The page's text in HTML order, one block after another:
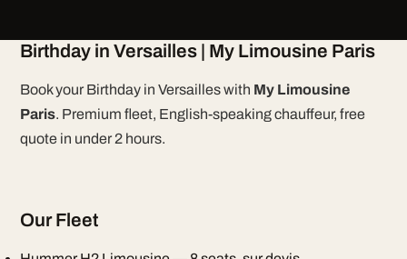
Birthday in Versailles | My Limousine Paris
Book your Birthday in Versailles with My Limousine
Paris. Premium fleet, English-speaking chauffeur, free
quote in under 2 hours.
Our Fleet